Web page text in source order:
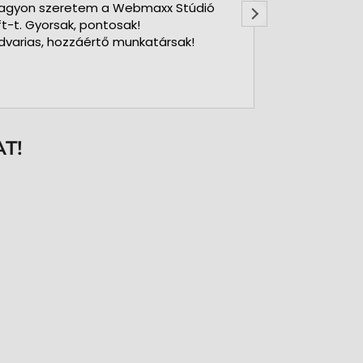
szeretem a Webmaxx Stúdió
t. Gyorsak, pontosak!
hozzáértő munkatársak!